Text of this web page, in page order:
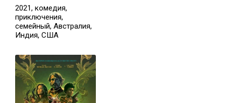
2021, комедия,
приключения,
семейный, Австралия,
Индия, США